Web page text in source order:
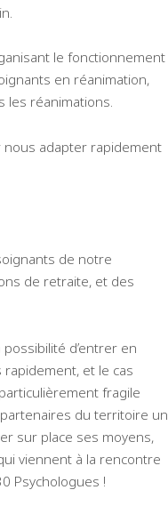
le fonctionnement
en réanimation,
les réanimations.
nous adapter rapidement
de notre
de retraite, et des
d’entrer en
et le cas
fragile
du territoire un
sur place ses moyens,
viennent à la rencontre
Psychologues !